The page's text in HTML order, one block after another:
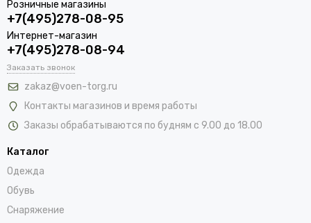
Розничные магазины
+7(495)278-08-95
Интернет-магазин
+7(495)278-08-94
Заказать звонок
zakaz@voen-torg.ru
Контакты магазинов и время работы
Заказы обрабатываются по будням с 9.00 до 18.00
Каталог
Одежда
Обувь
Снаряжение